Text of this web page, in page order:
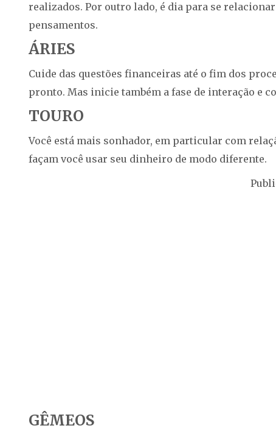
realizados. Por outro lado, é dia para se
pensamentos.
ÁRIES
Cuide das questões financeiras até o fim dos
pronto. Mas inicie também a fase de interação e
TOURO
Você está mais sonhador, em particular com
façam você usar seu dinheiro de modo diferente.
GÊMEOS